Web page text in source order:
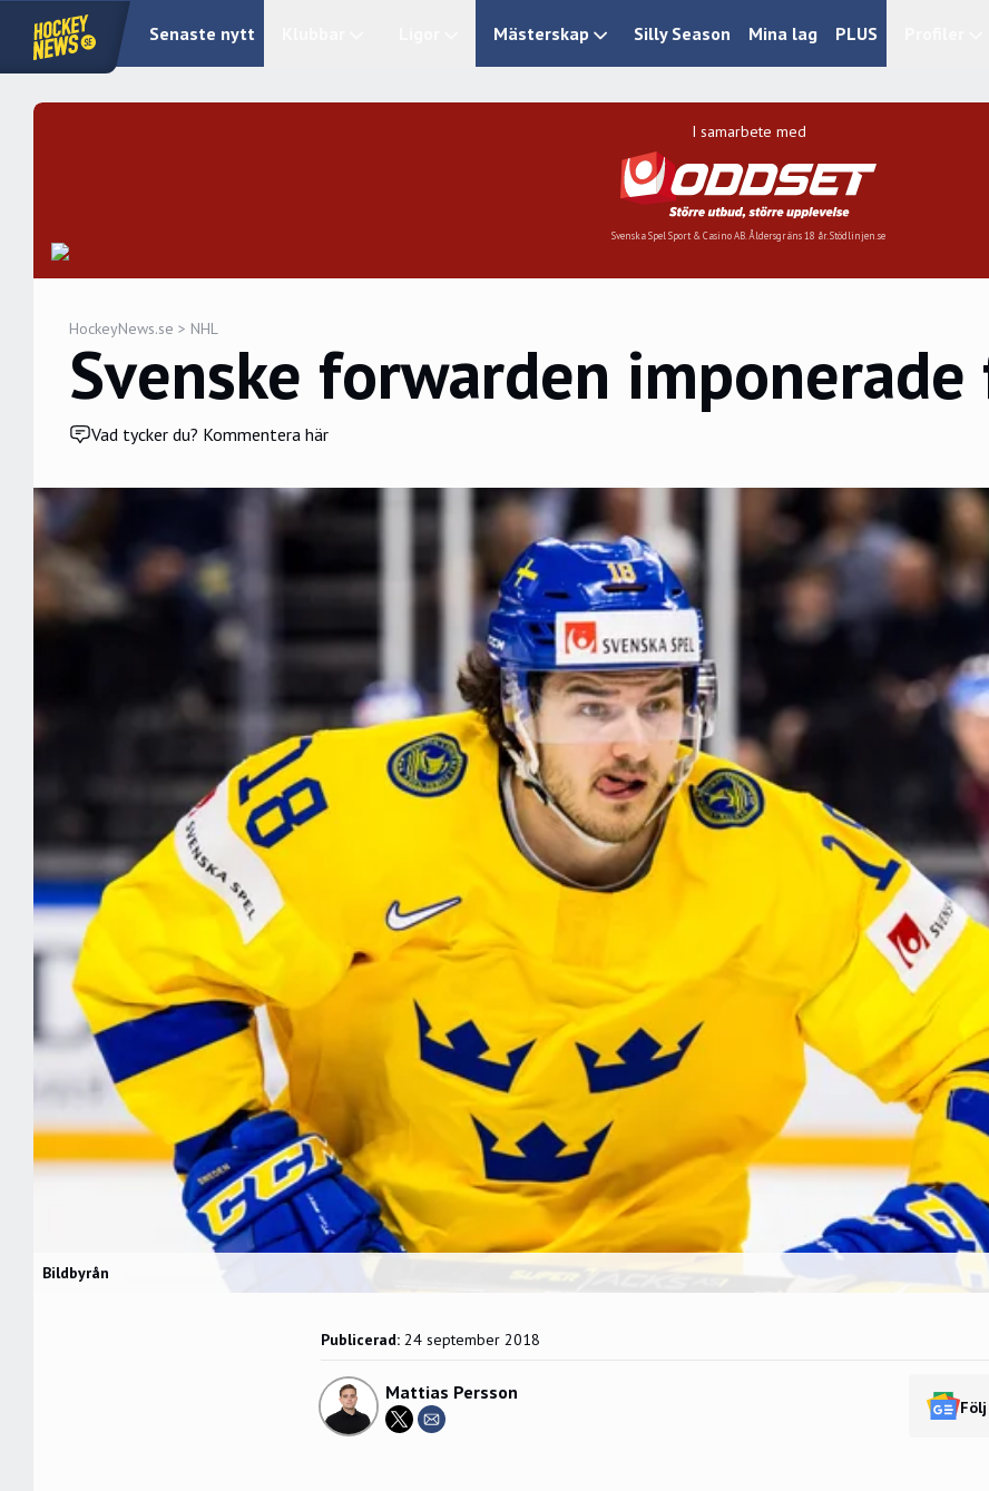
Senaste nytt Mästerskap Silly Season Mina lag PLUS
I samarbete med
Svenska Spel Sport & Casino AB. Åldersgräns 18 år. Stödlinjen.se
HockeyNews.se > NHL
Svenske forwarden
Vad tycker du? Kommentera här
Bildbyrån
Publicerad: 24 september 2018
Mattias Persson